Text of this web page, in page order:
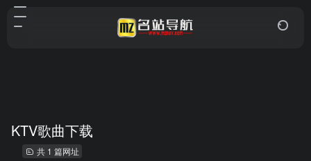
KTV歌曲下载
共 1 篇网址